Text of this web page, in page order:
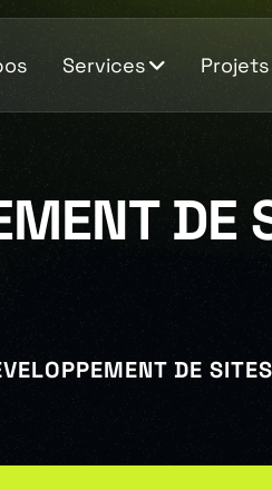
Services Projets
DE
DE